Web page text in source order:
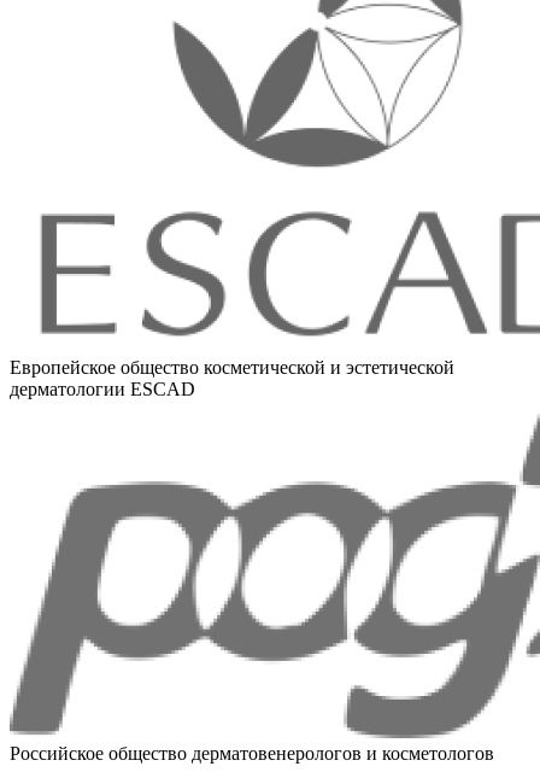
Европейское общество косметической и эстетической
дерматологии ESCAD
Российское общество дерматовенерологов и косметологов